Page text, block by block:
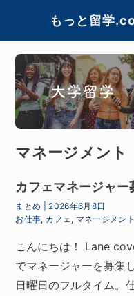
もっと留学
マネージメント
カフェマネージャー
まとめ
2026年6月8日
お仕事, カフェ , マネージメント
こんにちは！ Lane
でマネージャーを募集
日曜日のフルタイム。